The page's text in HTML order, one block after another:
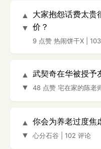
▲
▼
大家抱怨话费太贵
价？
9 点赞 热闹饼干X
▲
▼
武契奇在华被授予
48 点赞 宅在家的陈老
▲
▼
你会为养老过度焦
心分石谷 102 评论